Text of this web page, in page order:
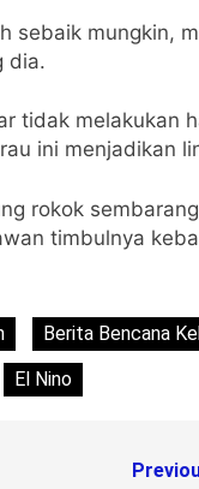
sebaik mungkin,
dia.
tidak melakukan
ini menjadikan
rokok
timbulnya
Berita Bencana
El Nino